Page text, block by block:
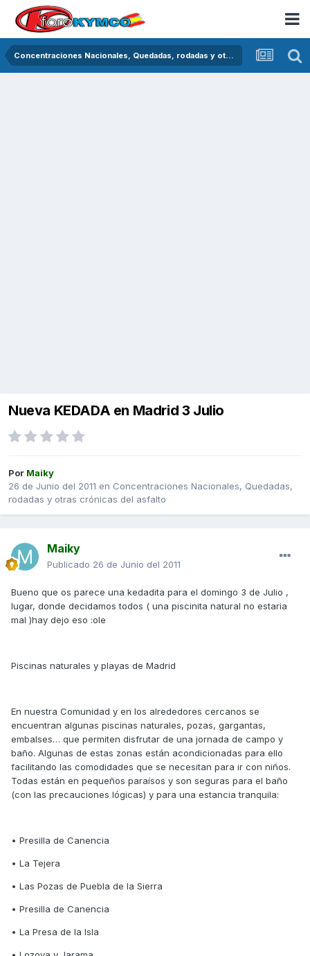
Concentraciones Nacionales, Quedadas, rodadas y otras crónicas del asfalto
Nueva KEDADA en Madrid 3 Julio
Por Maiky
26 de Junio del 2011 en Concentraciones Nacionales, Quedadas,
rodadas y otras crónicas del asfalto
Maiky
Publicado 26 de Junio del 2011
Bueno que os parece una kedadita para el domingo 3 de Julio ,
lugar, donde decidamos todos ( una piscinita natural no estaria
mal )hay dejo eso :ole
Piscinas naturales y playas de Madrid
En nuestra Comunidad y en los alrededores cercanos se
encuentran algunas piscinas naturales, pozas, gargantas,
embalses… que permiten disfrutar de una jornada de campo y
baño. Algunas de estas zonas están acondicionadas para ello
facilitando las comodidades que se necesitan para ir con niños.
Todas están en pequeños paraísos y son seguras para el baño
(con las precauciones lógicas) y para una estancia tranquila:
• Presilla de Canencia
• La Tejera
• Las Pozas de Puebla de la Sierra
• Presilla de Canencia
• La Presa de la Isla